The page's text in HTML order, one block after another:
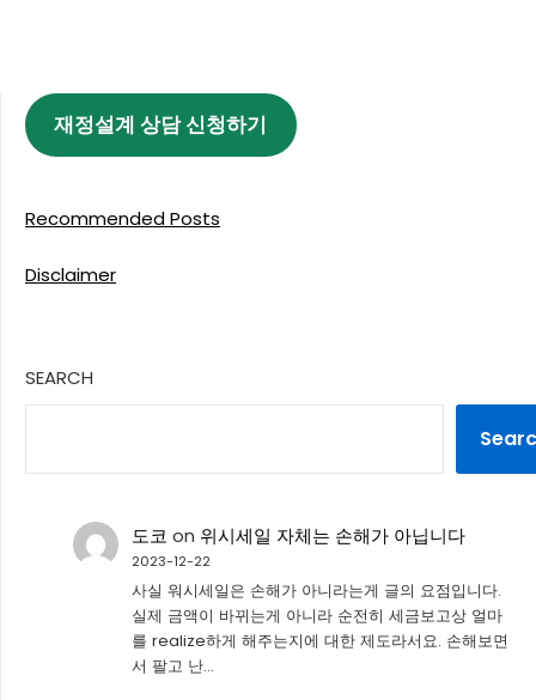
재정설계 상담 신청하기
Recommended Posts
Disclaimer
SEARCH
도코 on 위시세일 자체는 손해가 아닙니다
2023-12-22
사실 워시세일은 손해가 아니라는게 글의 요점입니다.
실제 금액이 바뀌는게 아니라 순전히 세금보고상 얼마
를 realize하게 해주는지에 대한 제도라서요. 손해보면
서 팔고 난…